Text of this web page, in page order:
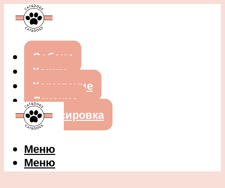
Собаки
Кошки
Кормление
Лечение
Дрессировка
Меню
Меню